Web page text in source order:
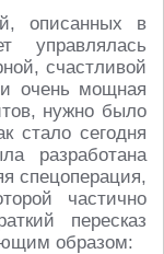
описанных в
счастливой
очень мощная
нужно было
стало сегодня
разработана
спецоперация,
частично
пересказ
образом: